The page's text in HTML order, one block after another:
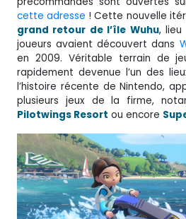
cette adresse ! Cette nouvelle
grand retour de l’île Wuhu, lieu
joueurs avaient découvert dans
en 2009. Véritable terrain de
rapidement devenue l’un des
l’histoire récente de Nintendo,
plusieurs jeux de la firme,
Pilotwings Resort ou encore